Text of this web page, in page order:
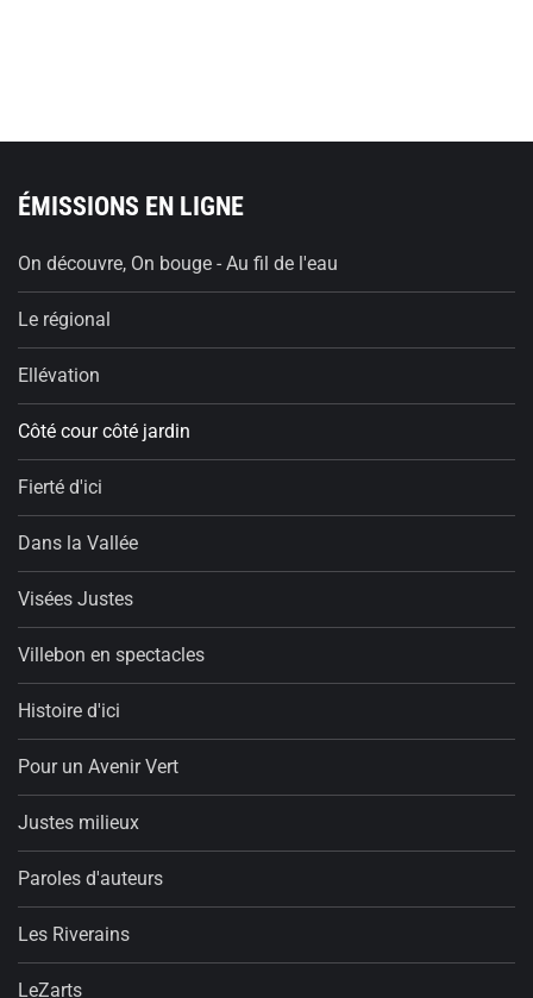
ÉMISSIONS EN LIGNE
On découvre, On bouge - Au fil de l'eau
Le régional
Ellévation
Côté cour côté jardin
Fierté d'ici
Dans la Vallée
Visées Justes
Villebon en spectacles
Histoire d'ici
Pour un Avenir Vert
Justes milieux
Paroles d'auteurs
Les Riverains
LeZarts